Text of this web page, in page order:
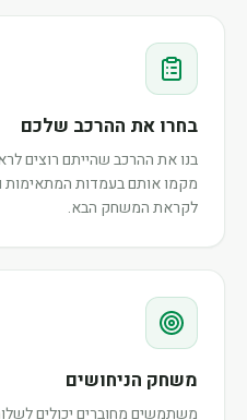
בחרו את ההרכב שלכם
בנו את ההרכב שהייתם רוצים
מקמו אותם בעמדות
לקראת המשחק הבא.
משחק הניחושים
משתמשים מחוברים יכולים